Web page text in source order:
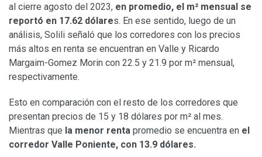
al cierre agosto del 2023, en promedio, el m² mensual se
reportó en 17.62 dólares. En ese sentido, luego de un
análisis, Solili señaló que los corredores con los precios
más altos en renta se encuentran en Valle y Ricardo
Margaim-Gomez Morin con 22.5 y 21.9 por m² mensual,
respectivamente.
Esto en comparación con el resto de los corredores que
presentan precios de 15 y 18 dólares por m² al mes.
Mientras que la menor renta promedio se encuentra en el
corredor Valle Poniente, con 13.9 dólares.